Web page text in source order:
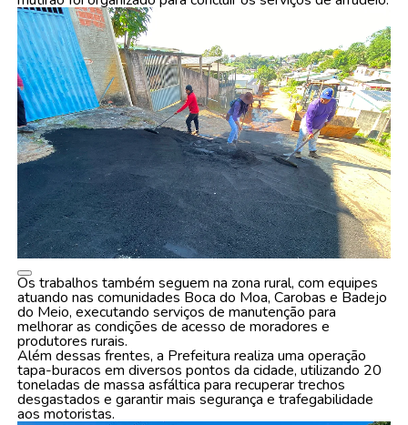
Os trabalhos também seguem na zona rural, com equipes
atuando nas comunidades Boca do Moa, Carobas e Badejo
do Meio, executando serviços de manutenção para
melhorar as condições de acesso de moradores e
produtores rurais.
Além dessas frentes, a Prefeitura realiza uma operação
tapa-buracos em diversos pontos da cidade, utilizando 20
toneladas de massa asfáltica para recuperar trechos
desgastados e garantir mais segurança e trafegabilidade
aos motoristas.